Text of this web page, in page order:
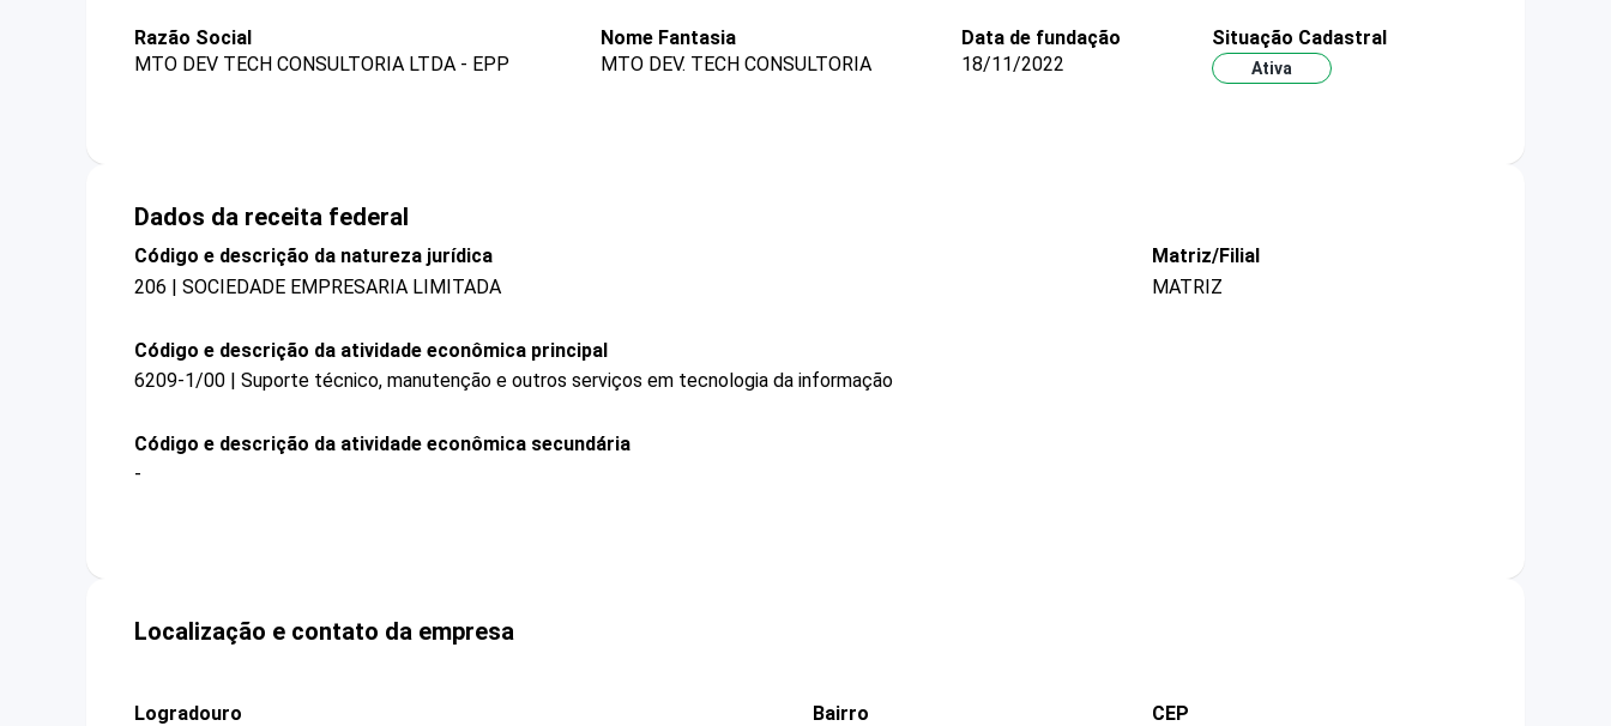
Razão Social
MTO DEV TECH CONSULTORIA LTDA - EPP
Nome Fantasia
MTO DEV. TECH CONSULTORIA
Data de fundação
18/11/2022
Situação Cadastral
Ativa
Dados da receita federal
Código e descrição da natureza jurídica
206 | SOCIEDADE EMPRESARIA LIMITADA
Matriz/Filial
MATRIZ
Código e descrição da atividade econômica principal
6209-1/00 | Suporte técnico, manutenção e outros serviços em tecnologia da informação
Código e descrição da atividade econômica secundária
-
Localização e contato da empresa
Logradouro
Bairro
CEP